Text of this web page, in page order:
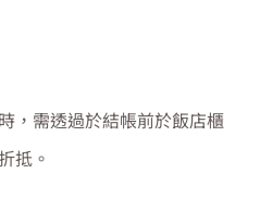
，需透過於結帳前於飯店櫃
抵。